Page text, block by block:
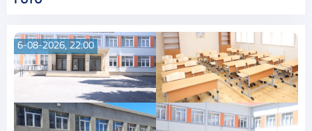
6-08-2026, 22:00